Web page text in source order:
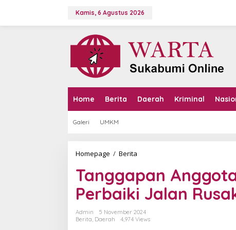
Kamis, 6 Agustus 2026
Home Berita Daerah Kriminal
Galeri UMKM
Homepage / Berita
n
g
g
a
p
a
Tanggapan
Perbaiki Jalan
Admin
5 November 2024
Berita, Daerah 4,974 Views